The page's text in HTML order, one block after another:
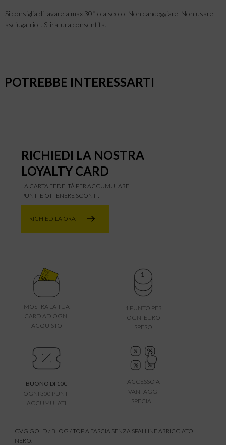
Si consiglia di lavare a max 30° o a secco. Non candeggiare. Non usare
asciugatrice. Stiratura consentita.
POTREBBE INTERESSARTI
RICHIEDI LA NOSTRA
LOYALTY CARD
LA CARTA FEDELTÀ PER ACCUMULARE
PUNTI E OTTENERE SCONTI.
RICHIEDILA ORA
MOSTRA LA TUA
CARD AD OGNI
ACQUISTO
1 PUNTO PER
OGNI EURO
SPESO
BUONO DI 10€
OGNI 300 PUNTI
ACCUMULATI
ACCESSO A
VANTAGGI
SPECIALI
CVG GOLD / BLOG / TOP A FASCIA SENZA SPALLINE ARRICCIATO
NERO.